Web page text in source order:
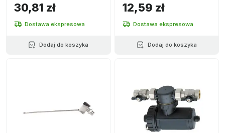
30,81 zł
Dostawa ekspresowa
Dodaj do koszyka
12,59 zł
Dostawa ekspresowa
Dodaj do koszyka